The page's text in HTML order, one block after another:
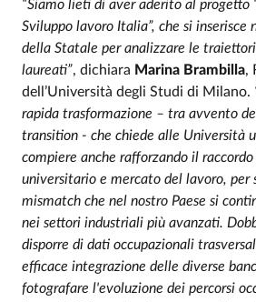
“Siamo lieti di aver aderito al progetto
Sviluppo lavoro Italia”, che si inserisce
della Statale per analizzare le
laureati”, dichiara Marina Brambilla,
dell’Università degli Studi di Milano.
rapida trasformazione – tra avvento
transition - che chiede alle Università
compiere anche rafforzando il
universitario e mercato del lavoro, per
mismatch che nel nostro Paese si
nei settori industriali più avanzati.
disporre di dati occupazionali
efficace integrazione delle diverse
fotografare l'evoluzione dei percorsi